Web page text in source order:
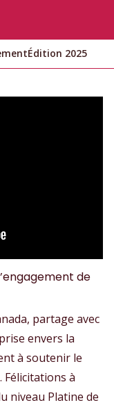
Édition 2025
de
partage avec
envers la
à soutenir le
Félicitations à
niveau Platine de